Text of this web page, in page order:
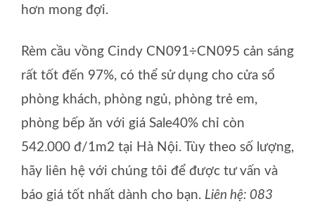
hơn mong đợi.
Rèm cầu vồng Cindy CN091÷CN095 cản sáng
rất tốt đến 97%, có thể sử dụng cho cửa sổ
phòng khách, phòng ngủ, phòng trẻ em,
phòng bếp ăn với giá Sale40% chỉ còn
542.000 đ/1m2 tại Hà Nội. Tùy theo số lượng,
hãy liên hệ với chúng tôi để được tư vấn và
báo giá tốt nhất dành cho bạn. Liên hệ: 083